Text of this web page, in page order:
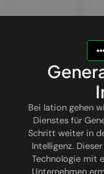
Bei Iation gehen
Dienstes für
Schritt weiter in
Intelligenz.
Technologie mit